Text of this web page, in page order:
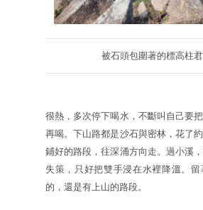
被石頭包圍著的標高柱君
很熱，多次停下喝水，不斷叫自己要
再喝。下山路都是沙石與密林，花了
鋪好的路段，往深涌方向走。過小溪
失策，只好把雙手浸在水裡降溫。
的，還是有上山的路段。